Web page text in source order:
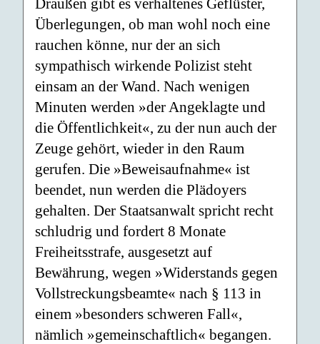
Überlegungen, ob man wohl noch eine
rauchen könne, nur der an sich
sympathisch wirkende Polizist steht
einsam an der Wand. Nach wenigen
Minuten werden »der Angeklagte und
die Öffentlichkeit«, zu der nun auch der
Zeuge gehört, wieder in den Raum
gerufen. Die »Beweisaufnahme« ist
beendet, nun werden die Plädoyers
gehalten. Der Staatsanwalt spricht recht
schludrig und fordert 8 Monate
Freiheitsstrafe, ausgesetzt auf
Bewährung, wegen »Widerstands gegen
Vollstreckungsbeamte« nach § 113 in
einem »besonders schweren Fall«,
nämlich »gemeinschaftlich« begangen.